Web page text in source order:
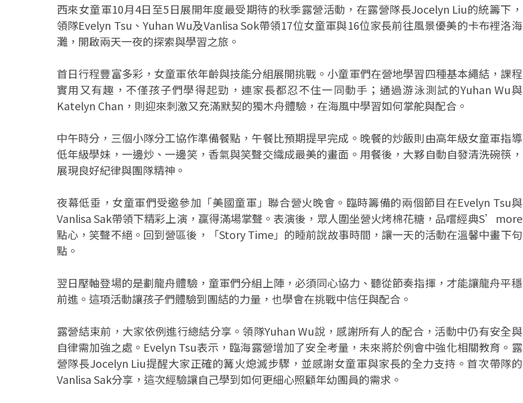
西來女童軍10月4日至5日展開年度最受期待的秋季露營活動，在露營隊長Jocelyn Liu的統籌下，
領隊Evelyn Tsu、Yuhan Wu及Vanlisa Sok帶領17位女童軍與16位家長前往風景優美的卡布裡洛海
灘，開啟兩天一夜的探索與學習之旅。
首日行程豐富多彩，女童軍依年齡與技能分組展開挑戰。小童軍們在營地學習四種基本繩結，課程
實用又有趣，不僅孩子們學得起勁，連家長都忍不住一同動手；通過游泳測試的Yuhan Wu與
Katelyn Chan，則迎來刺激又充滿默契的獨木舟體驗，在海風中學習如何掌舵與配合。
中午時分，三個小隊分工協作準備餐點，午餐比預期提早完成。晚餐的炒飯則由高年級女童軍指導
低年級學妹，一邊炒、一邊笑，香氣與笑聲交織成最美的畫面。用餐後，大夥自動自發清洗碗筷，
展現良好紀律與團隊精神。
夜幕低垂，女童軍們受邀參加「美國童軍」聯合營火晚會。臨時籌備的兩個節目在Evelyn Tsu與
Vanlisa Sak帶領下精彩上演，贏得滿場掌聲。表演後，眾人圍坐營火烤棉花糖，品嚐經典S’more
點心，笑聲不絕。回到營區後，「Story Time」的睡前說故事時間，讓一天的活動在溫馨中畫下句
點。
翌日壓軸登場的是劃龍舟體驗，童軍們分組上陣，必須同心協力、聽從節奏指揮，才能讓龍舟平穩
前進。這項活動讓孩子們體驗到團結的力量，也學會在挑戰中信任與配合。
露營結束前，大家依例進行總結分享。領隊Yuhan Wu說，感謝所有人的配合，活動中仍有安全與
自律需加強之處。Evelyn Tsu表示，臨海露營增加了安全考量，未來將於例會中強化相關教育。露
營隊長Jocelyn Liu提醒大家正確的篝火熄滅步驟，並感謝女童軍與家長的全力支持。首次帶隊的
Vanlisa Sak分享，這次經驗讓自己學到如何更細心照顧年幼團員的需求。